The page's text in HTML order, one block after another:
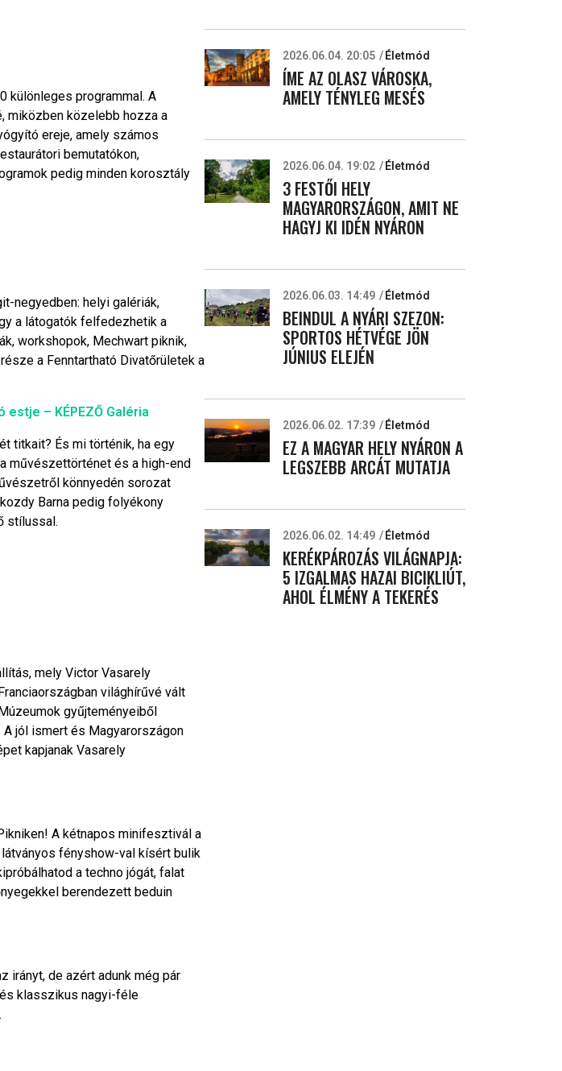
különleges programmal. A
miközben közelebb hozza a
ereje, amely számos
bemutatókon,
pedig minden korosztály
negyedben: helyi galériák,
a látogatók felfedezhetik a
workshopok, Mechwart piknik,
a Fenntartható Divatőrületek a
estje – KÉPEZŐ Galéria
titkait? És mi történik, ha egy
művészettörténet és a high-end
könnyedén sorozat
Barna pedig folyékony
stílussal.
mely Victor Vasarely
világhírűvé vált
gyűjteményeiből
jól ismert és Magyarországon
kapjanak Vasarely
A kétnapos minifesztivál a
fényshow-val kísért bulik
a techno jógát, falat
berendezett beduin
irányt, de azért adunk még pár
klasszikus nagyi-féle
2026.06.04. 20:05 Életmód
ÍME AZ OLASZ VÁROSKA,
AMELY TÉNYLEG MESÉS
2026.06.04. 19:02 Életmód
3 FESTŐI HELY
MAGYARORSZÁGON, AMIT NE
HAGYJ KI IDÉN NYÁRON
2026.06.03. 14:49 Életmód
BEINDUL A NYÁRI SZEZON:
SPORTOS HÉTVÉGE JÖN
JÚNIUS ELEJÉN
2026.06.02. 17:39 Életmód
EZ A MAGYAR HELY NYÁRON A
LEGSZEBB ARCÁT MUTATJA
2026.06.02. 14:49 Életmód
KERÉKPÁROZÁS VILÁGNAPJA:
5 IZGALMAS HAZAI BICIKLIÚT,
AHOL ÉLMÉNY A TEKERÉS